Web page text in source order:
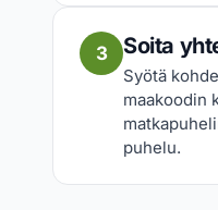
3 Soita
Syötä
maakoodin
puhelu.